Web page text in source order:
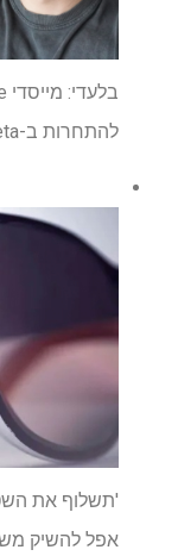
להתחרות ב-Meta
'תשלוף את
אפל להשיק